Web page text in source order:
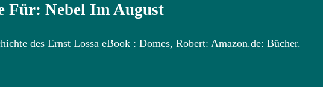
Für: Nebel Im August
des Ernst Lossa eBook : Domes, Robert: Amazon.de: Bücher.